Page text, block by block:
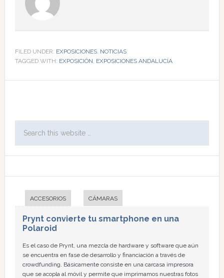
FILED UNDER: EXPOSICIONES, NOTICIAS
TAGGED WITH: EXPOSICIÓN, EXPOSICIONES ANDALUCÍA
ACCESORIOS CÁMARAS
Prynt convierte tu smartphone en una
Polaroid
Es el caso de Prynt, una mezcla de hardware y software que aún
se encuentra en fase de desarrollo y financiación a través de
crowdfunding. Básicamente consiste en una carcasa impresora
que se acopla al móvil y permite que imprimamos nuestras fotos